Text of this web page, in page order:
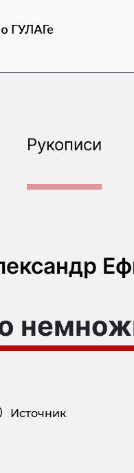
Рукописи
Источник